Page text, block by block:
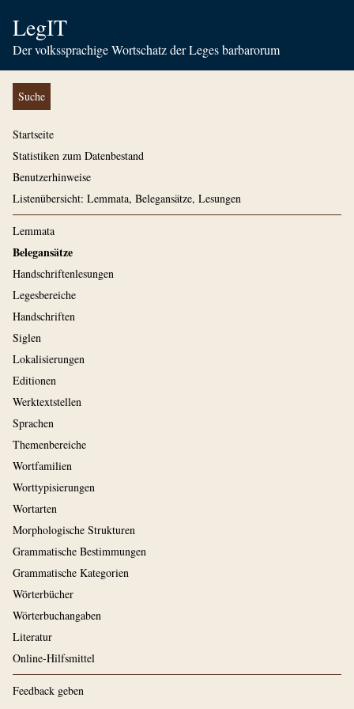
LegIT
Der volkssprachige Wortschatz der Leges barbarorum
Suche
Startseite
Statistiken zum Datenbestand
Benutzerhinweise
Listenübersicht: Lemmata, Belegansätze, Lesungen
Lemmata
Belegansätze
Handschriftenlesungen
Legesbereiche
Handschriften
Siglen
Lokalisierungen
Editionen
Werktextstellen
Sprachen
Themenbereiche
Wortfamilien
Worttypisierungen
Wortarten
Morphologische Strukturen
Grammatische Bestimmungen
Grammatische Kategorien
Wörterbücher
Wörterbuchangaben
Literatur
Online-Hilfsmittel
Feedback geben